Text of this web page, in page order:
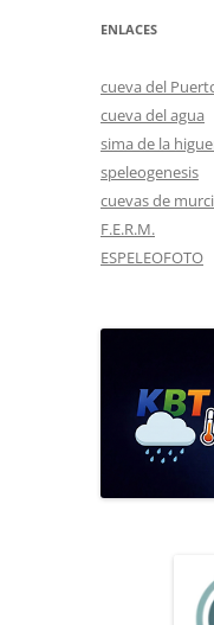
ENLACES
cueva del
cueva del agua
sima de la
speleogenesis
cuevas de
F.E.R.M.
ESPELEOFOTO